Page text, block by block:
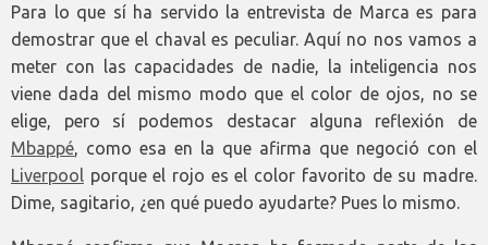
Para lo que sí ha servido la entrevista de Marca es para
demostrar que el chaval es peculiar. Aquí no nos vamos a
meter con las capacidades de nadie, la inteligencia nos
viene dada del mismo modo que el color de ojos, no se
elige, pero sí podemos destacar alguna reflexión de
Mbappé, como esa en la que afirma que negoció con el
Liverpool porque el rojo es el color favorito de su madre.
Dime, sagitario, ¿en qué puedo ayudarte? Pues lo mismo.